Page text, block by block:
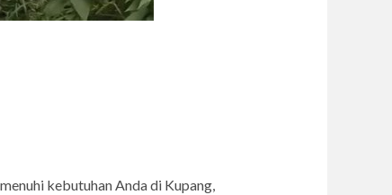
kebutuhan Anda di Kupang,